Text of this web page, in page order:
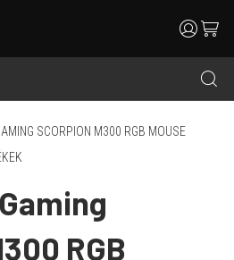
search
usercart
SCORPION M300 RGB MOUSE
RGB